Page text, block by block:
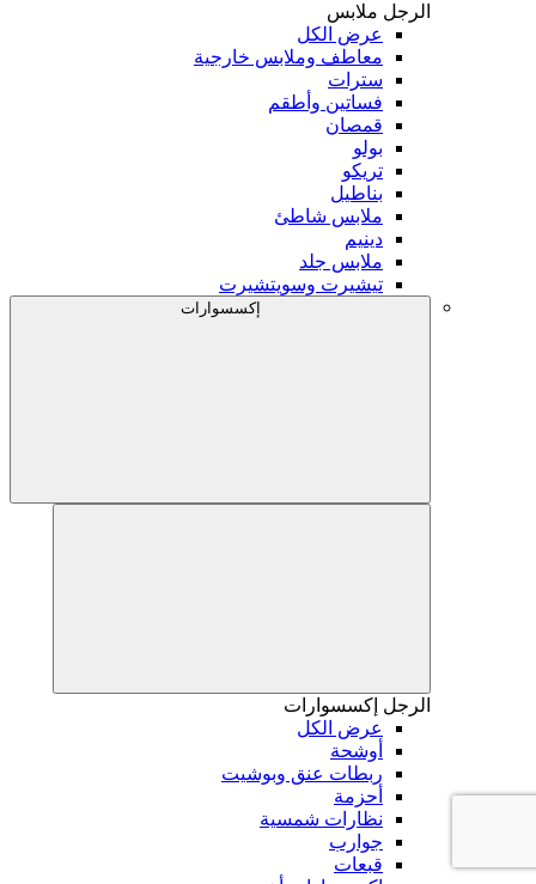
الرجل ملابس
عرض الكل
معاطف وملابس خارجية
سترات
فساتين وأطقم
قمصان
بولو
تريكو
بناطيل
ملابس شاطئ
دينيم
ملابس جلد
تيشيرت وسويتشيرت
إكسسوارات
الرجل إكسسوارات
عرض الكل
أوشحة
ربطات عنق وبوشيت
أحزمة
نظارات شمسية
جوارب
قبعات